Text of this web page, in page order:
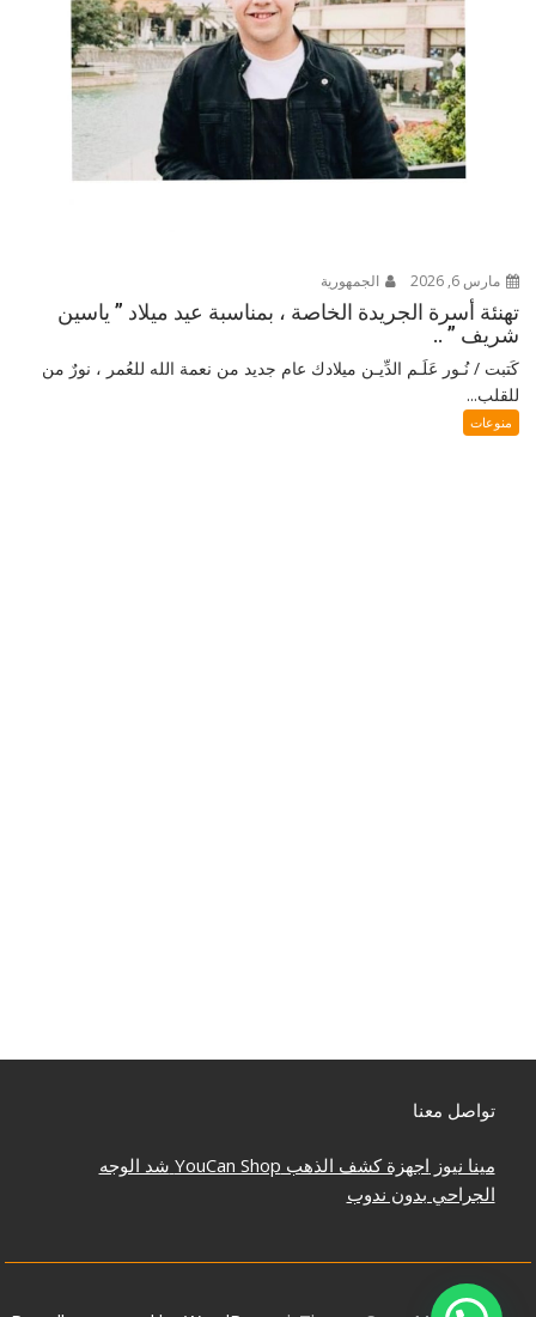
مارس 6, 2026 الجمهورية
تهنئة أسرة الجريدة الخاصة ، بمناسبة عيد ميلاد ” ياسين
شريف ” ..
كَتبت / نُـور عَلَـم الدِّيـن ميلادك عام جديد من نعمة الله للعُمر ، نورٌ من
للقلب...
منوعات
تواصل معنا
مينا نيوز اجهزة كشف الذهب YouCan Shop شد الوجه
الجراحي بدون ندوب